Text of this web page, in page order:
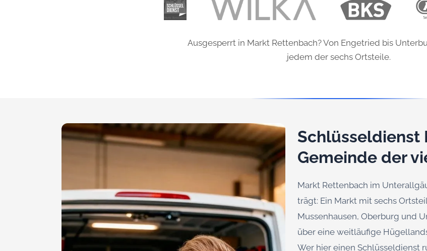
Ausgesperrt in Markt Rettenbach? Von Engetried bis
jedem der sechs Ortsteile.
Schlüsseldienst
Gemeinde der
Markt Rettenbach im
trägt: Ein Markt mit sechs
Mussenhausen, Oberburg und
über eine weitläufige
Wer hier einen Schlüsseldienst